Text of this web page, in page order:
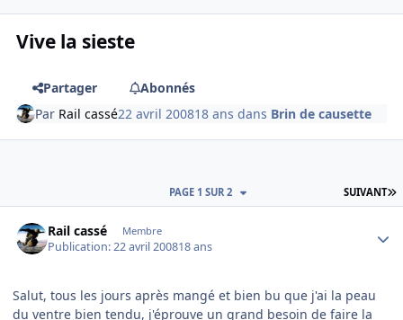
Vive la sieste
Partager
Abonnés
Par Rail cassé22 avril 200818 ans dans Brin de causette
SUIVANT
PAGE 1 SUR 2
Rail cassé Membre
Publication:22 avril 200818 ans
Salut, tous les jours après mangé et bien bu que j'ai la peau
du ventre bien tendu, j'éprouve un grand besoin de faire la